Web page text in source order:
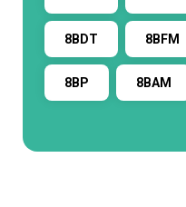
8BDT 8BFM
8BP 8BAM